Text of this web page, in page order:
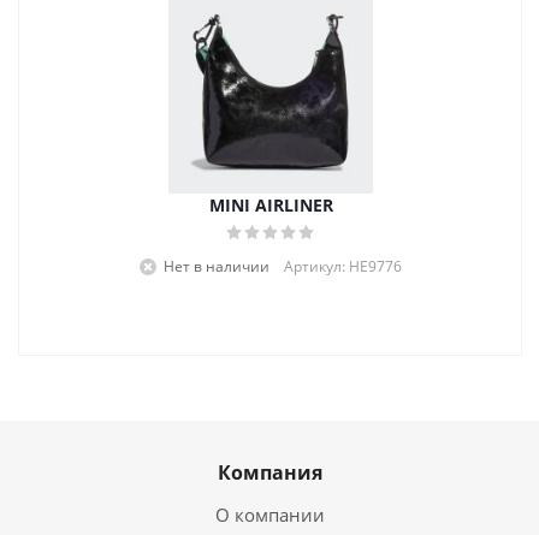
MINI AIRLINER
Нет в наличии Артикул: HE9776
Компания
О компании